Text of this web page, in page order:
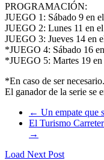
PROGRAMACIÓN:
JUEGO 1: Sábado 9 en
JUEGO 2: Lunes 11 en
JUEGO 3: Jueves 14 en
*JUEGO 4: Sábado 16
*JUEGO 5: Martes 19
*En caso de ser necesario.
El ganador de la serie se
← Un empate que
El Turismo
→
Load Next Post